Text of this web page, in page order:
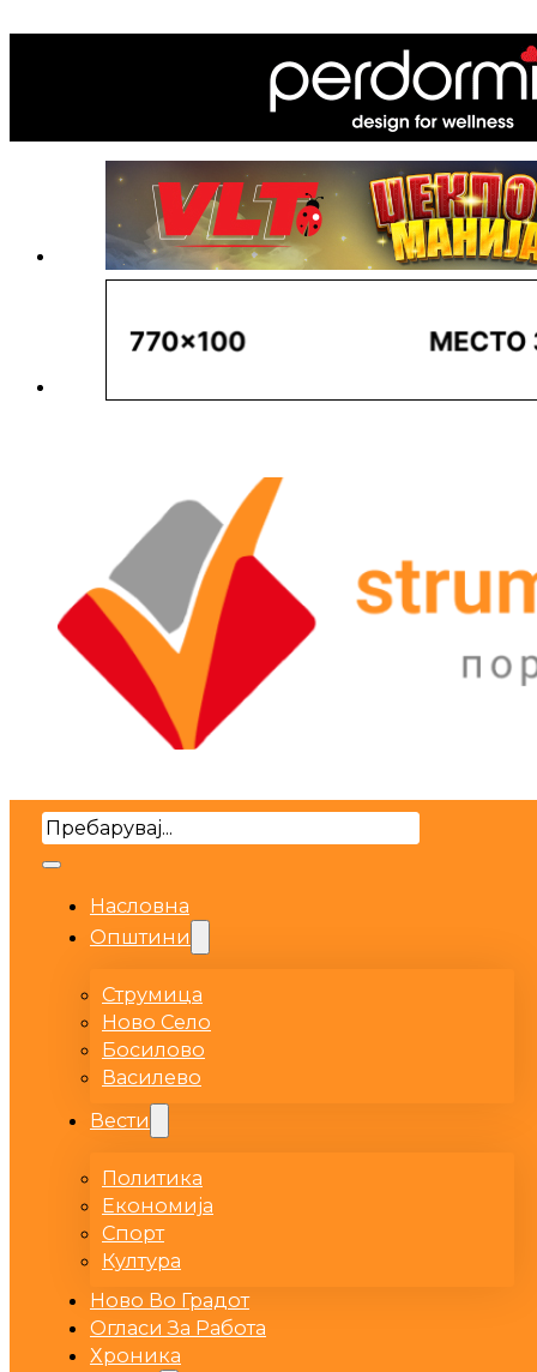
Search
Насловна
Општини
Струмица
Ново Село
Босилово
Василево
Вести
Политика
Економија
Спорт
Култура
Ново Во Градот
Огласи За Работа
Хроника